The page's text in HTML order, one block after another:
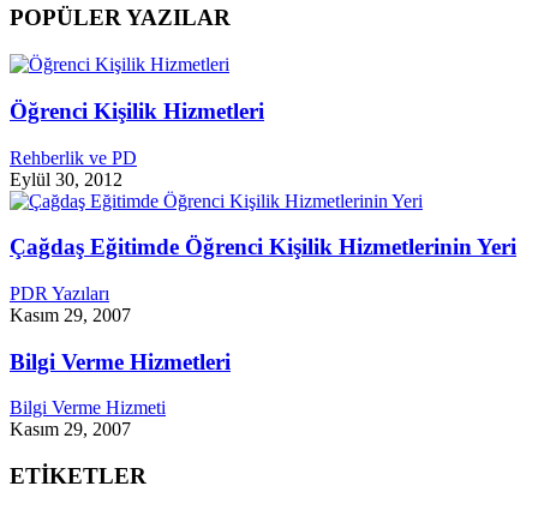
POPÜLER YAZILAR
Öğrenci Kişilik Hizmetleri
Rehberlik ve PD
Eylül 30, 2012
Çağdaş Eğitimde Öğrenci Kişilik Hizmetlerinin Yeri
PDR Yazıları
Kasım 29, 2007
Bilgi Verme Hizmetleri
Bilgi Verme Hizmeti
Kasım 29, 2007
ETİKETLER